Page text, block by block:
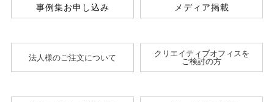
事例集お申し込み メディア掲載
法人様のご注文について
クリエイティブオフィスを
ご検討の方